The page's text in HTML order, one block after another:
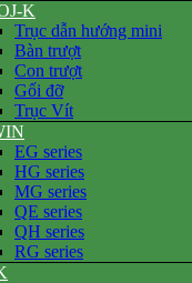
K
Trục dẫn hướng mini
Bàn trượt
Con trượt
Gối đỡ
Trục Vít
EG series
HG series
MG series
QE series
QH series
RG series